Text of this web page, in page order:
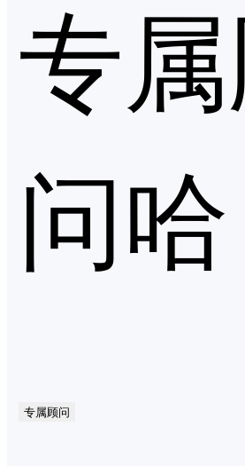
专
问哈
专属顾问